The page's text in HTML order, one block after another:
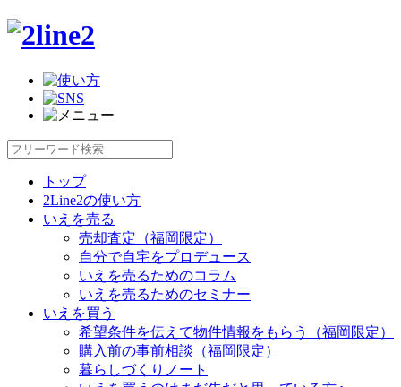
トップ
2Line2の使い方
いえを売る
売却査定（福岡限定）
自分で自宅をプロデュース
いえを売るためのコラム
いえを売るためのセミナー
いえを買う
希望条件を伝えて物件情報をもらう（福岡限定）
購入前の事前相談（福岡限定）
暮らしづくりノート